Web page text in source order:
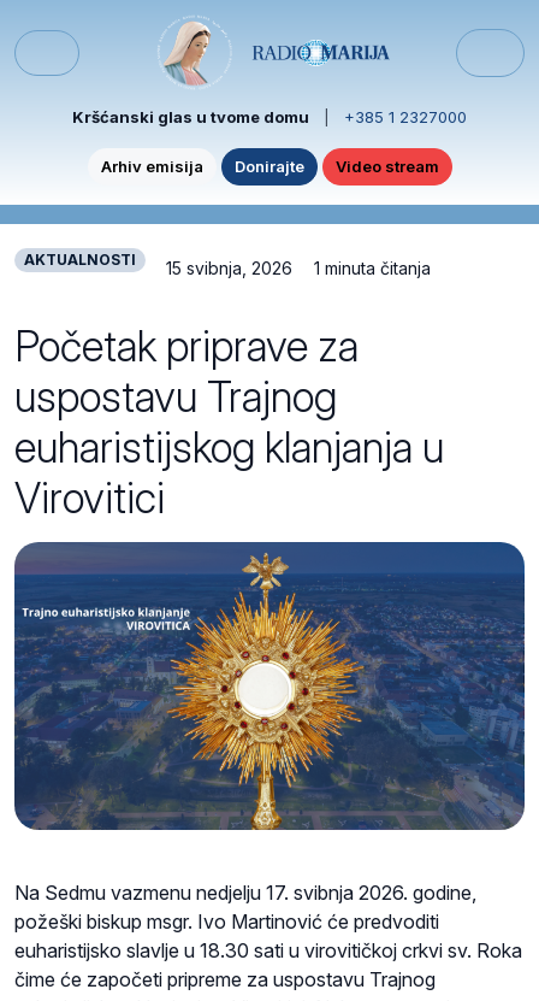
Menu
Kršćanski glas u tvome domu +385 1 2327000
Arhiv emisija Donirajte Video stream
AKTUALNOSTI 15 svibnja, 2026 1 minuta čitanja
Početak priprave za
uspostavu Trajnog
euharistijskog klanjanja u
Virovitici
Na Sedmu vazmenu nedjelju 17. svibnja 2026. godine,
požeški biskup msgr. Ivo Martinović će predvoditi
euharistijsko slavlje u 18.30 sati u virovitičkoj crkvi sv. Roka
čime će započeti pripreme za uspostavu Trajnog